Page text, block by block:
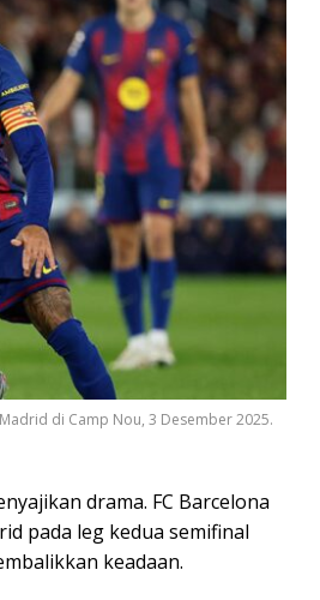
di Camp Nou, 3 Desember 2025.
drama. FC Barcelona
pada leg kedua semifinal
keadaan.